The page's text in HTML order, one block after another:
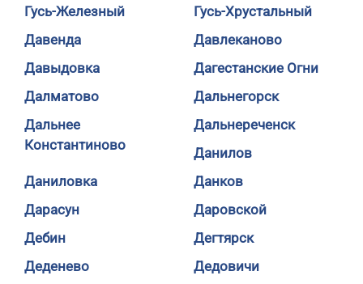
Гусь-Железный
Гусь-Хрустальный
Давенда
Давлеканово
Давыдовка
Дагестанские Огни
Далматово
Дальнегорск
Дальнее
Константиново
Дальнереченск
Данилов
Даниловка
Данков
Дарасун
Даровской
Дебин
Дегтярск
Деденево
Дедовичи